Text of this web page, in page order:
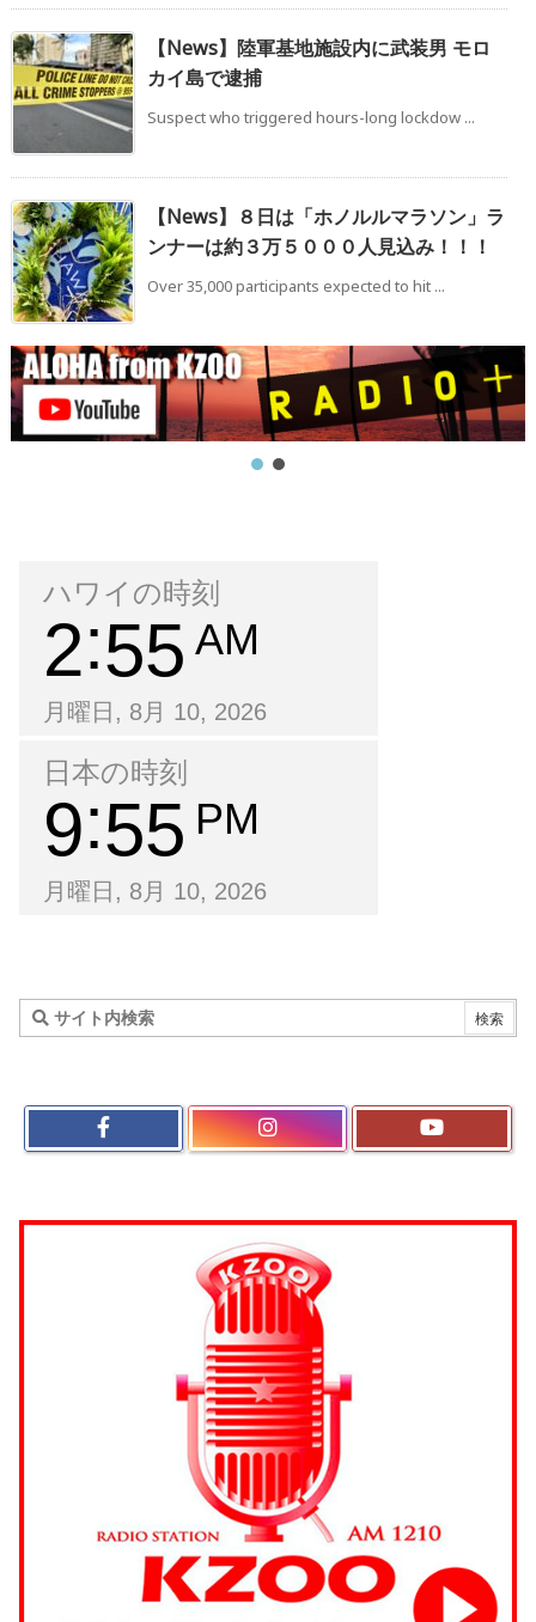
【News】陸軍基地施設内に武装男 モロ
カイ島で逮捕
Suspect who triggered hours-long lockdow ...
【News】８日は「ホノルルマラソン」ラ
ンナーは約３万５０００人見込み！！！
Over 35,000 participants expected to hit ...
ハワイの時刻
2 55 AM
月曜日, 8月 10, 2026
日本の時刻
9 55 PM
月曜日, 8月 10, 2026